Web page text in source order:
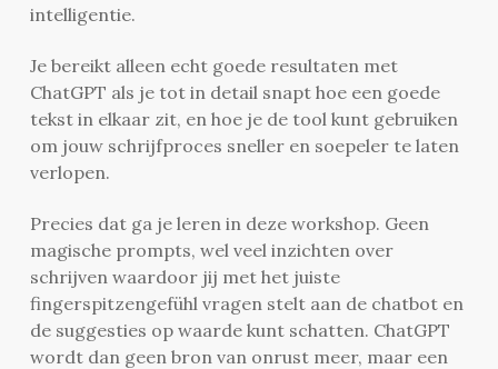
intelligentie.
Je bereikt alleen echt goede resultaten met
ChatGPT als je tot in detail snapt hoe een goede
tekst in elkaar zit, en hoe je de tool kunt gebruiken
om jouw schrijfproces sneller en soepeler te laten
verlopen.
Precies dat ga je leren in deze workshop. Geen
magische prompts, wel veel inzichten over
schrijven waardoor jij met het juiste
fingerspitzengefühl vragen stelt aan de chatbot en
de suggesties op waarde kunt schatten. ChatGPT
wordt dan geen bron van onrust meer, maar een